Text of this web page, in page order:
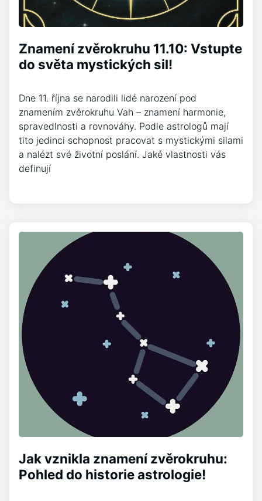
Znamení zvěrokruhu 11.10: Vstupte
do světa mystických sil!
Dne 11. října se narodili lidé narození pod
znamením zvěrokruhu Vah – znamení harmonie,
spravedlnosti a rovnováhy. Podle astrologů mají
tito jedinci schopnost pracovat s mystickými silami
a nalézt své životní poslání. Jaké vlastnosti vás
definují
Jak vznikla znamení zvěrokruhu:
Pohled do historie astrologie!